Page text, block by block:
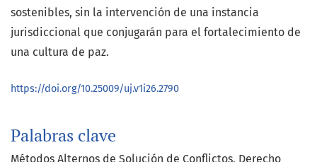
Palabras clave
Métodos Alternos de Solución de Conflictos, Derecho
sostenibles, sin la intervención de una instancia
jurisdiccional que conjugarán para el fortalecimiento de
una cultura de paz.
https://doi.org/10.25009/uj.v1i26.2790